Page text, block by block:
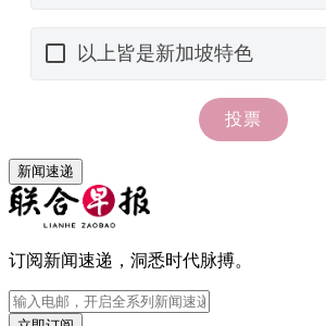
新闻速递
订阅新闻速递，洞悉时代脉搏。